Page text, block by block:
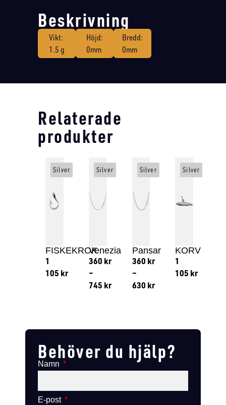
Beskrivning
Vikt:
1.5 g
Höjd:
0mm
Bredd:
0mm
Relaterade
produkter
FISKEKROK
1
105 kr
Silver
Venezia
360 kr
–
745 kr
Silver
Pansar
360 kr
–
630 kr
Silver
KORV
1
105 kr
Silver
Behöver du hjälp?
Namn
E-post